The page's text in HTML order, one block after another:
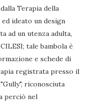
Terapia della
ideato un design
ad un utenza adulta,
tale bambola è
e schede di
registrata presso il
riconosciuta
perciò nel